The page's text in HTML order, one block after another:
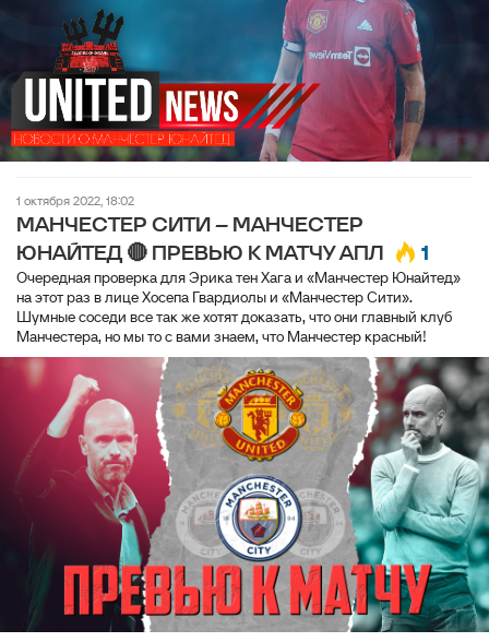
1 октября 2022, 18:02
МАНЧЕСТЕР СИТИ – МАНЧЕСТЕР
ЮНАЙТЕД 🔴 ПРЕВЬЮ К МАТЧУ АПЛ
1
Очередная проверка для Эрика тен Хага и «Манчестер Юнайтед»
на этот раз в лице Хосепа Гвардиолы и «Манчестер Сити».
Шумные соседи все так же хотят доказать, что они главный клуб
Манчестера, но мы то с вами знаем, что Манчестер красный!